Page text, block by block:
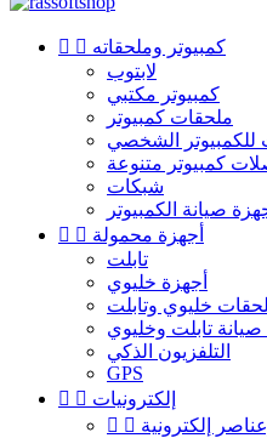
  كمبيوتر وملحقاته
لابتوب
كمبيوتر مكتبي
ملحقات كمبيوتر
الشخصي
كمبيوتر متنوعة
شبكات
صيانة الكمبيوتر
  أجهزة محمولة
تابلت
أجهزة خليوي
خليوي وتابلت
صيانة تابلت وخليوي
التلفزيون الذكي
GPS
  إلكترونيات
  إلكترونية